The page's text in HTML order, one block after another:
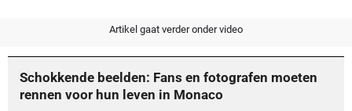
Artikel gaat verder onder video
Schokkende beelden: Fans en fotografen moeten
rennen voor hun leven in Monaco